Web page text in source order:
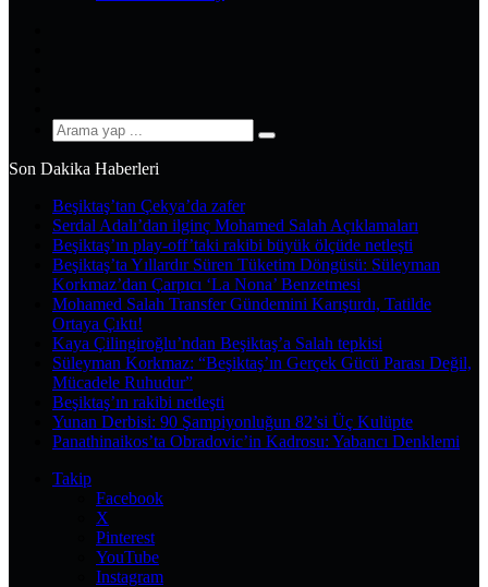
Arama
Son Dakika Haberleri
Beşiktaş’tan Çekya’da zafer
Serdal Adalı’dan ilginç Mohamed Salah Açıklamaları
Beşiktaş’ın play-off’taki rakibi büyük ölçüde netleşti
Beşiktaş’ta Yıllardır Süren Tüketim Döngüsü: Süleyman
Korkmaz’dan Çarpıcı ‘La Nona’ Benzetmesi
Mohamed Salah Transfer Gündemini Karıştırdı, Tatilde
Ortaya Çıktı!
Kaya Çilingiroğlu’ndan Beşiktaş’a Salah tepkisi
Süleyman Korkmaz: “Beşiktaş’ın Gerçek Gücü Parası Değil,
Mücadele Ruhudur”
Beşiktaş’ın rakibi netleşti
Yunan Derbisi: 90 Şampiyonluğun 82’si Üç Kulüpte
Panathinaikos’ta Obradovic’in Kadrosu: Yabancı Denklemi
Takip
Facebook
X
Pinterest
YouTube
Instagram